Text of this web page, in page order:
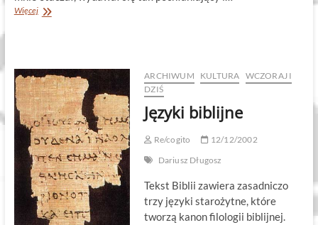
WięcejDom
ARCHIWUM KULTURA WCZORAJ I
DZIŚ
Języki biblijne
Re/cogito
12/12/2002
Dariusz Długosz
Tekst Biblii zawiera zasadniczo
trzy języki starożytne, które
tworzą kanon filologii biblijnej.